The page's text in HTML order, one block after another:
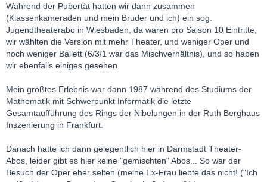
Während der Pubertät hatten wir dann zusammen
(Klassenkameraden und mein Bruder und ich) ein sog.
Jugendtheaterabo in Wiesbaden, da waren pro Saison 10 Eintritte,
wir wählten die Version mit mehr Theater, und weniger Oper und
noch weniger Ballett (6/3/1 war das Mischverhältnis), und so haben
wir ebenfalls einiges gesehen.
Mein größtes Erlebnis war dann 1987 während des Studiums der
Mathematik mit Schwerpunkt Informatik die letzte
Gesamtaufführung des Rings der Nibelungen in der Ruth Berghaus
Inszenierung in Frankfurt.
Danach hatte ich dann gelegentlich hier in Darmstadt Theater-
Abos, leider gibt es hier keine "gemischten" Abos... So war der
Besuch der Oper eher selten (meine Ex-Frau liebte das nicht! ("Ich